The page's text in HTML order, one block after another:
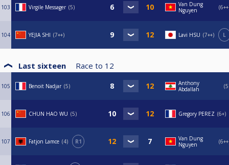
103 Virgile Messager 5
Van Dung
Nguyen
6++
104 YEJIA SHI 7++ Lavi HSU 7++ L
Last sixteen Race to 12
105 Benoit Nadjar 5
Anthony
Abdallah
5
106 CHUN HAO WU 5 Gregory PEREZ 6+
107 Fatjon Lamce 4 R1
Van Dung
Nguyen
6++